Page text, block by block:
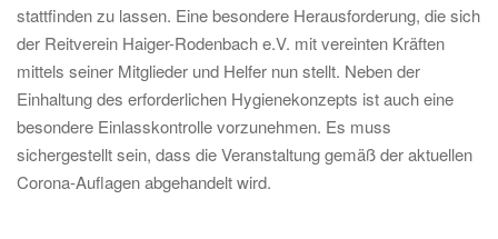
stattfinden zu lassen. Eine besondere Herausforderung, die sich
der Reitverein Haiger-Rodenbach e.V. mit vereinten Kräften
mittels seiner Mitglieder und Helfer nun stellt. Neben der
Einhaltung des erforderlichen Hygienekonzepts ist auch eine
besondere Einlasskontrolle vorzunehmen. Es muss
sichergestellt sein, dass die Veranstaltung gemäß der aktuellen
Corona-Auflagen abgehandelt wird.